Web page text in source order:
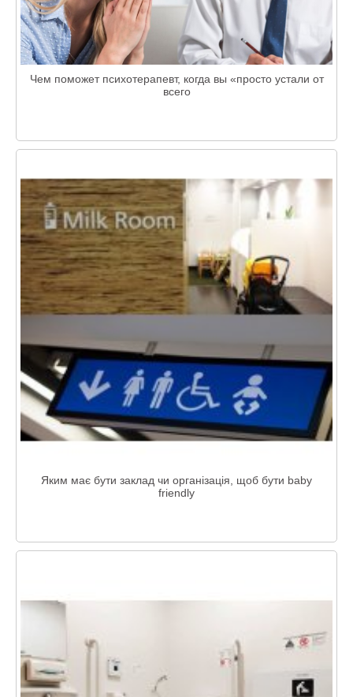
Чем поможет психотерапевт, когда вы «просто устали от
всего
Яким має бути заклад чи організація, щоб бути baby
friendly